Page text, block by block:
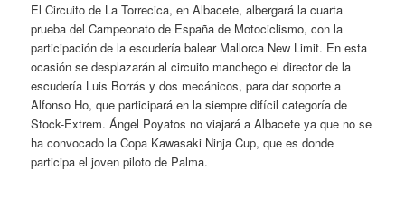
El Circuito de La Torrecica, en Albacete, albergará la cuarta
prueba del Campeonato de España de Motociclismo, con la
participación de la escudería balear Mallorca New Limit. En esta
ocasión se desplazarán al circuito manchego el director de la
escudería Luis Borrás y dos mecánicos, para dar soporte a
Alfonso Ho, que participará en la siempre difícil categoría de
Stock-Extrem. Ángel Poyatos no viajará a Albacete ya que no se
ha convocado la Copa Kawasaki Ninja Cup, que es donde
participa el joven piloto de Palma.